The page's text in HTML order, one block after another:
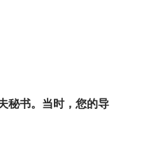
秘书。当时，您的导